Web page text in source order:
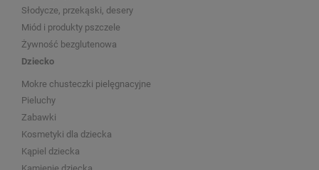
Słodycze, przekąski, desery
Miód i produkty pszczele
Żywność bezglutenowa
Dziecko
Mokre chusteczki pielęgnacyjne
Pieluchy
Zabawki
Kosmetyki dla dziecka
Kąpiel dziecka